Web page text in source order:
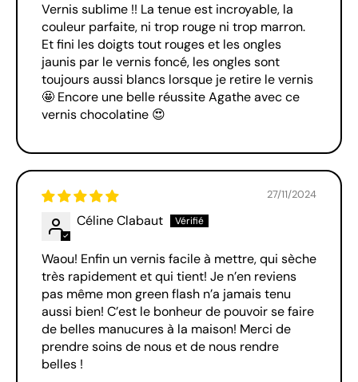
Vernis sublime !! La tenue est incroyable, la
couleur parfaite, ni trop rouge ni trop marron.
Et fini les doigts tout rouges et les ongles
jaunis par le vernis foncé, les ongles sont
toujours aussi blancs lorsque je retire le vernis
🤩 Encore une belle réussite Agathe avec ce
vernis chocolatine 😍
27/11/2024
Céline Clabaut
Waou! Enfin un vernis facile à mettre, qui sèche
très rapidement et qui tient! Je n’en reviens
pas même mon green flash n’a jamais tenu
aussi bien! C’est le bonheur de pouvoir se faire
de belles manucures à la maison! Merci de
prendre soins de nous et de nous rendre
belles !